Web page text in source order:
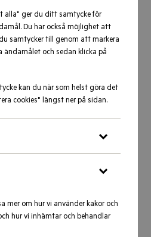
cm
alla" ger du ditt samtycke för
Du har också möjlighet att
samtycker till genom att markera
ändamålet och sedan klicka på
kan du när som helst göra det
cookies" längst ner på sidan.
mer om hur vi använder kakor och
hur vi inhämtar och behandlar